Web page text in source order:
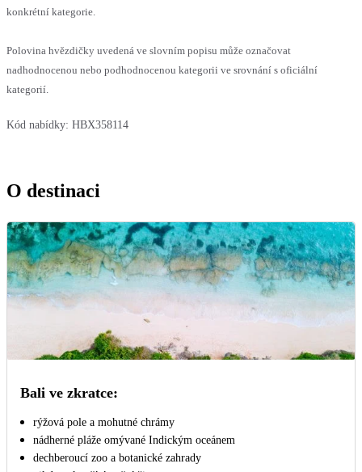
konkrétní kategorie.
Polovina hvězdičky uvedená ve slovním popisu může označovat
nadhodnocenou nebo podhodnocenou kategorii ve srovnání s oficiální
kategorií.
Kód nabídky: HBX358114
O destinaci
Bali ve zkratce:
rýžová pole a mohutné chrámy
nádherné pláže omývané Indickým oceánem
dechberoucí zoo a botanické zahrady